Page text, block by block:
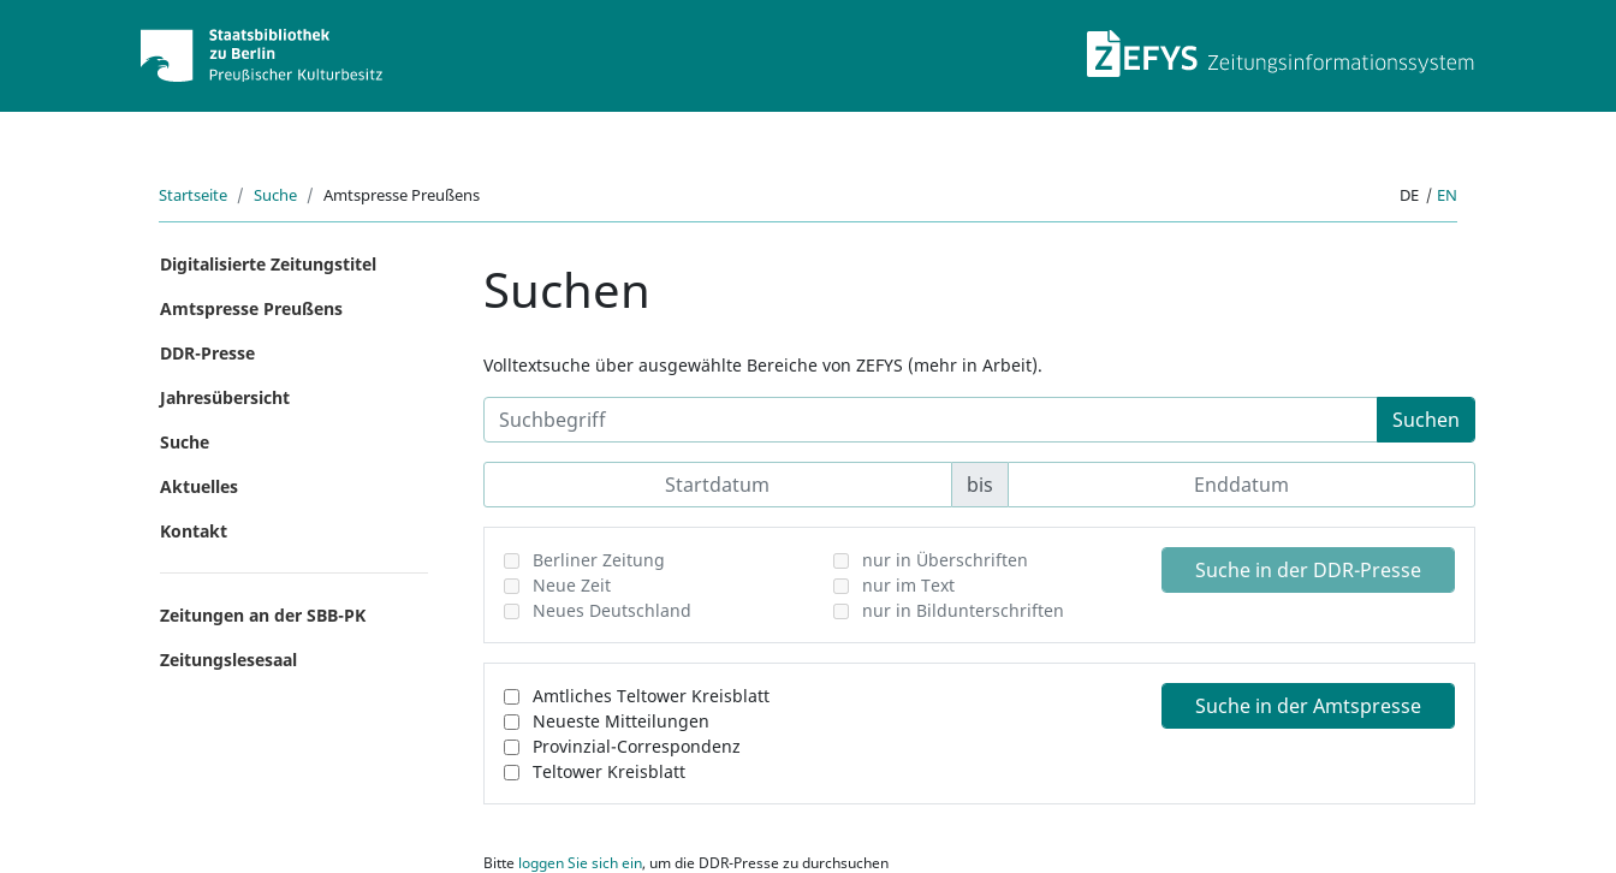
ZEFYS
Startseite Suche Amtspresse Preußens DE | EN
Digitalisierte Zeitungstitel
Amtspresse Preußens
DDR-Presse
Jahresübersicht
Suche
Aktuelles
Kontakt
Zeitungen an der SBB-PK
Zeitungslesesaal
Suchen
Volltextsuche über ausgewählte Bereiche von ZEFYS (mehr in Arbeit).
Suchen
bis
Berliner Zeitung
Neue Zeit
Neues Deutschland
nur in Überschriften
nur im Text
nur in Bildunterschriften
Suche in der DDR-Presse
Amtliches Teltower Kreisblatt
Neueste Mitteilungen
Provinzial-Correspondenz
Teltower Kreisblatt
Suche in der Amtspresse
Bitte loggen Sie sich ein, um die DDR-Presse zu durchsuchen